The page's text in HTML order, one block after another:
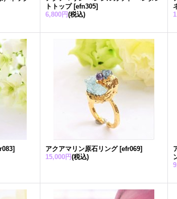
トトップ [efn305]
6,800円(税込)
]
アクアマリン原石リング [efr069]
15,000円(税込)